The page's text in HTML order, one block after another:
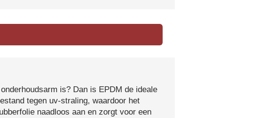
is? Dan is EPDM de ideale
tegen uv-straling, waardoor het
naadloos aan en zorgt voor een